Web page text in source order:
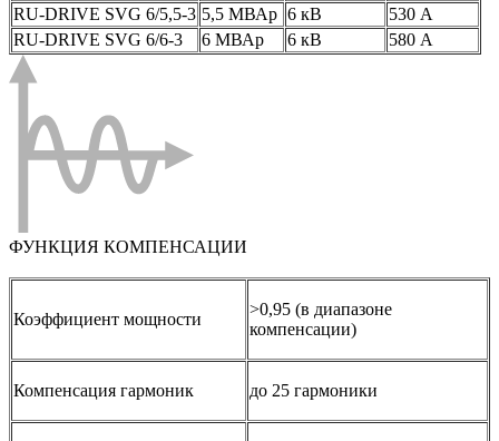
RU-DRIVE SVG 6/5,5-3 5,5 МВАр 6 кВ
530 А
RU-DRIVE SVG 6/6-3
6 МВАр 6 кВ 580 А
ФУНКЦИЯ КОМПЕНСАЦИИ
Коэффициент мощности
>0,95 (в диапазоне
компенсации)
Компенсация гармоник до 25 гармоники